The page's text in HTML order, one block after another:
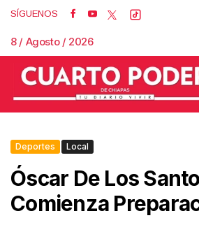
SÍGUENOS
8 / Agosto / 2026
Deportes Local
Óscar De Los
Comienza